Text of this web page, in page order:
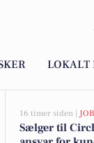
LOKALT
16 timer siden |
Sælger til